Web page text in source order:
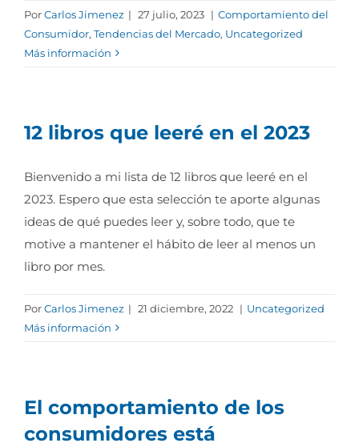
PorCarlos Jimenez | 27 julio, 2023 | Comportamiento del
Consumidor, Tendencias del Mercado, Uncategorized
Más información
12 libros que leeré en el 2023
Bienvenido a mi lista de 12 libros que leeré en el
2023. Espero que esta selección te aporte algunas
ideas de qué puedes leer y, sobre todo, que te
motive a mantener el hábito de leer al menos un
libro por mes.
PorCarlos Jimenez | 21 diciembre, 2022 | Uncategorized
Más información
El comportamiento de los
consumidores está